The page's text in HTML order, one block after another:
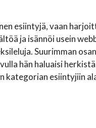
esiintyjä, vaan
ja isännöi usein
Suurimman
hän haluaisi
kategorian esiintyjiin